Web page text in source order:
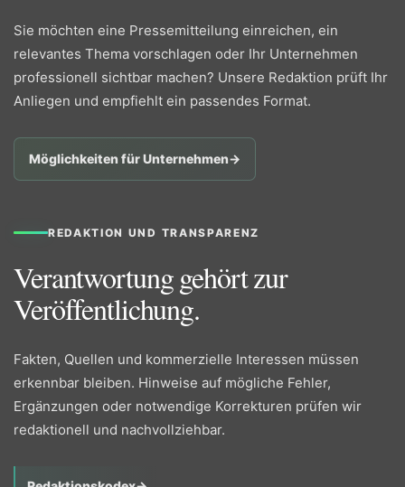
Sie möchten eine Pressemitteilung einreichen, ein
relevantes Thema vorschlagen oder Ihr Unternehmen
professionell sichtbar machen? Unsere Redaktion prüft Ihr
Anliegen und empfiehlt ein passendes Format.
Möglichkeiten für Unternehmen→
REDAKTION UND TRANSPARENZ
Verantwortung gehört zur
Veröffentlichung.
Fakten, Quellen und kommerzielle Interessen müssen
erkennbar bleiben. Hinweise auf mögliche Fehler,
Ergänzungen oder notwendige Korrekturen prüfen wir
redaktionell und nachvollziehbar.